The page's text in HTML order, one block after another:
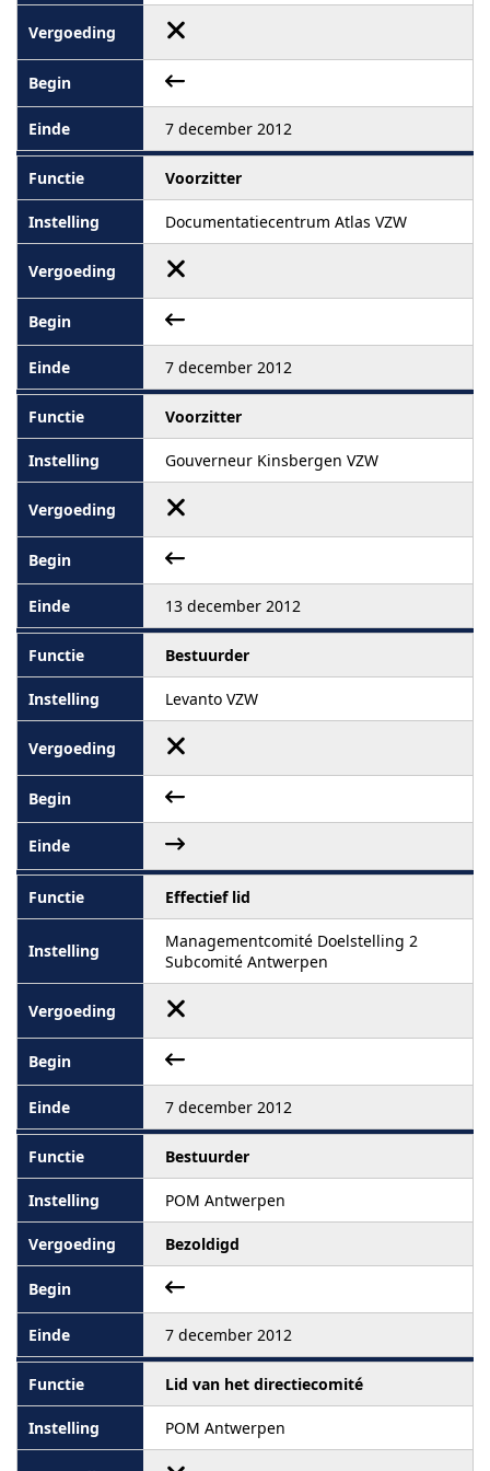
7 december 2012
Voorzitter
Documentatiecentrum Atlas VZW
7 december 2012
Voorzitter
Gouverneur Kinsbergen VZW
13 december 2012
Bestuurder
Levanto VZW
Effectief lid
Managementcomité Doelstelling 2
Subcomité Antwerpen
7 december 2012
Bestuurder
POM Antwerpen
Bezoldigd
7 december 2012
Lid van het directiecomité
POM Antwerpen